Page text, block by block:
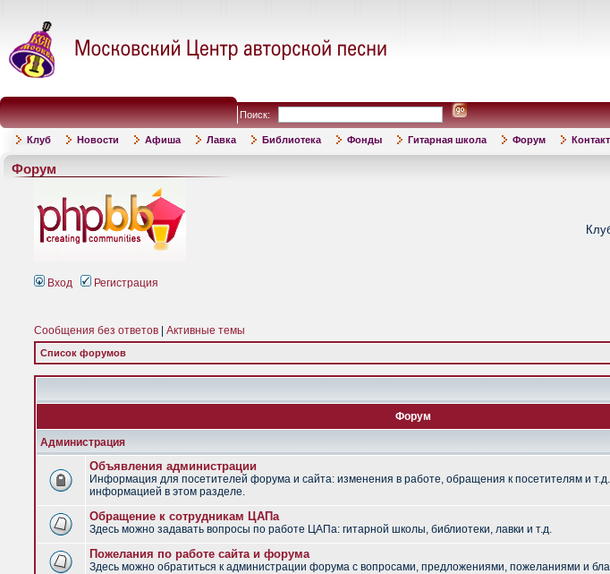
Поиск:
Клуб Новости Афиша Лавка Библиотека Фонды Гитарная школа Форум
Форум
Вход Регистрация
Сообщения без ответов Активные темы
Список форумов
Форум
Администрация
Объявления администрации
Информация для посетителей форума и сайта: изменения в работе, обращения к посетителям и
информацией в этом разделе.
Обращение к сотрудникам ЦАПа
Здесь можно задавать вопросы по работе ЦАПа: гитарной школы, библиотеки, лавки и т.д.
Пожелания по работе сайта и форума
Здесь можно обратиться к администрации форума с вопросами, предложениями, пожеланиями и